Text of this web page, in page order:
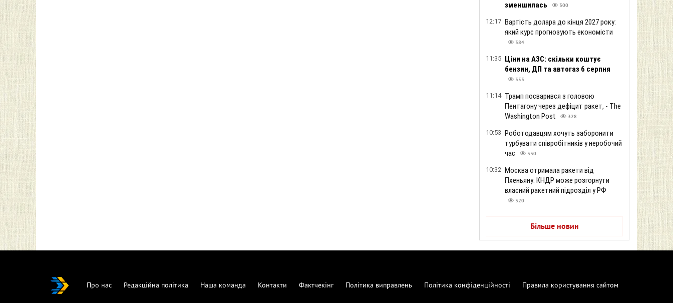
зменшилась
300
12:17 Вартість долара до кінця 2027 року:
який курс прогнозують економісти
384
11:35 Ціни на АЗС: скільки коштує
бензин, ДП та автогаз 6 серпня
353
11:14 Трамп посварився з головою
Пентагону через дефіцит ракет, - The
Washington Post
328
10:53 Роботодавцям хочуть заборонити
турбувати співробітників у неробочий
час
330
10:32 Москва отримала ракети від
Пхеньяну: КНДР може розгорнути
власний ракетний підрозділ у РФ
320
Більше новин
Про нас Редакційна політика Наша команда Контакти Фактчекінг Політика виправлень Політика конфіденційності Правила користування сайтом